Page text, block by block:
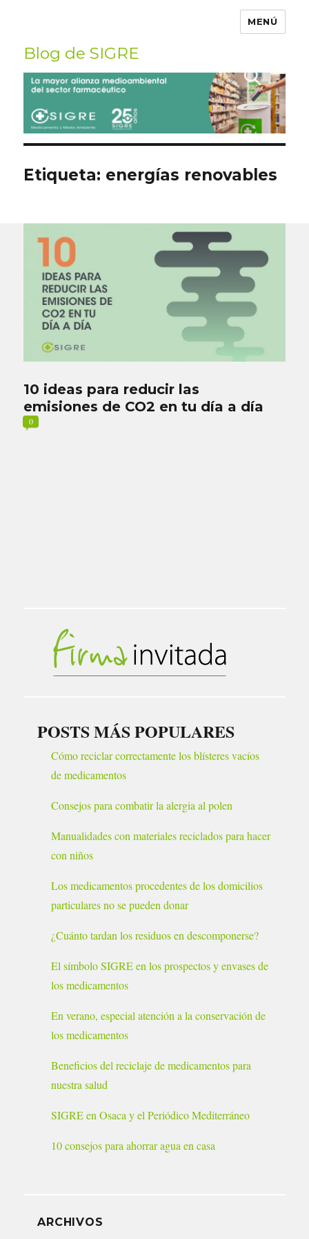
MENÚ
Blog de SIGRE
Buscar
por:
Etiqueta: energías renovables
10 ideas para reducir las
emisiones de CO2 en tu día a día
0
POSTS MÁS POPULARES
Cómo reciclar correctamente los blísteres vacíos
de medicamentos
Consejos para combatir la alergia al polen
Manualidades con materiales reciclados para hacer
con niños
Los medicamentos procedentes de los domicilios
particulares no se pueden donar
¿Cuánto tardan los residuos en descomponerse?
El símbolo SIGRE en los prospectos y envases de
los medicamentos
En verano, especial atención a la conservación de
los medicamentos
Beneficios del reciclaje de medicamentos para
nuestra salud
SIGRE en Osaca y el Periódico Mediterráneo
10 consejos para ahorrar agua en casa
ARCHIVOS